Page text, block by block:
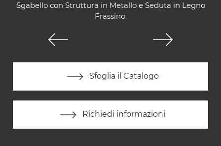
Sgabello con Struttura in Metallo e Seduta in Legno
Frassino.
Sfoglia il Catalogo
Richiedi informazioni